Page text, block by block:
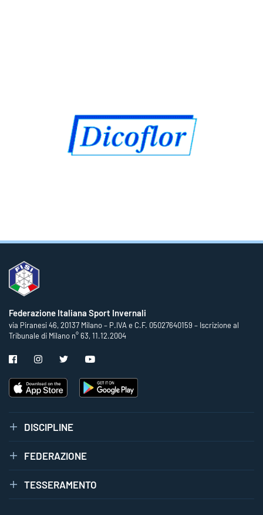
Federazione Italiana Sport Invernali
via Piranesi 46, 20137 Milano – P.IVA e C.F. 05027640159 – Iscrizione al
Tribunale di Milano n° 63, 11.12.2004
DISCIPLINE
FEDERAZIONE
TESSERAMENTO